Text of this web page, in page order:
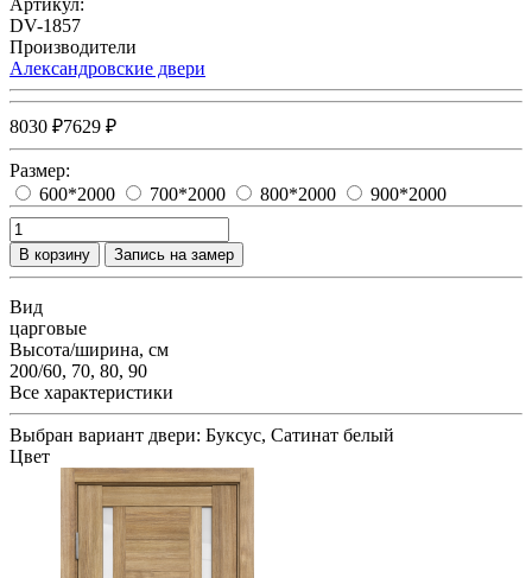
DV-1857
Производители
Александровские двери
8030 ₽7629 ₽
Размер:
600*2000
700*2000 800*2000 900*2000
В корзину Запись на замер
Вид
царговые
Высота/ширина, см
200/60, 70, 80, 90
Все характеристики
Выбран вариант двери: Буксус, Сатинат белый
Цвет